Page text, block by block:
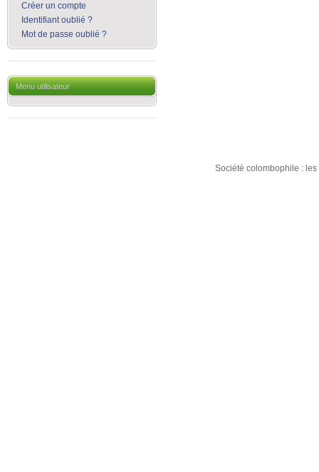
Créer un compte
Identifiant oublié ?
Mot de passe oublié ?
Menu utilisateur
Société colombophile :